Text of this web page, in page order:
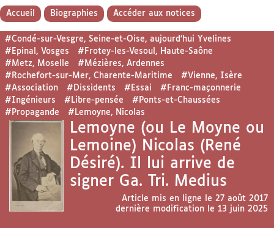
Accueil Biographies Accéder aux notices
#Condé-sur-Vesgre, Seine-et-Oise, aujourd’hui Yvelines
#Epinal, Vosges
#Frotey-les-Vesoul, Haute-Saône
#Metz, Moselle
#Mézières, Ardennes
#Rochefort-sur-Mer, Charente-Maritime
#Vienne, Isère
#Association
#Dissidents #Essai
#Franc-maçonnerie
#Ingénieurs
#Libre-pensée
#Ponts-et-Chaussées
#Propagande
#Lemoyne, Nicolas
Lemoyne (ou Le Moyne ou
Lemoine) Nicolas (René
Désiré). Il lui arrive de
signer Ga. Tri. Medius
Article mis en ligne le 27 août 2017
dernière modification le 13 juin 2025